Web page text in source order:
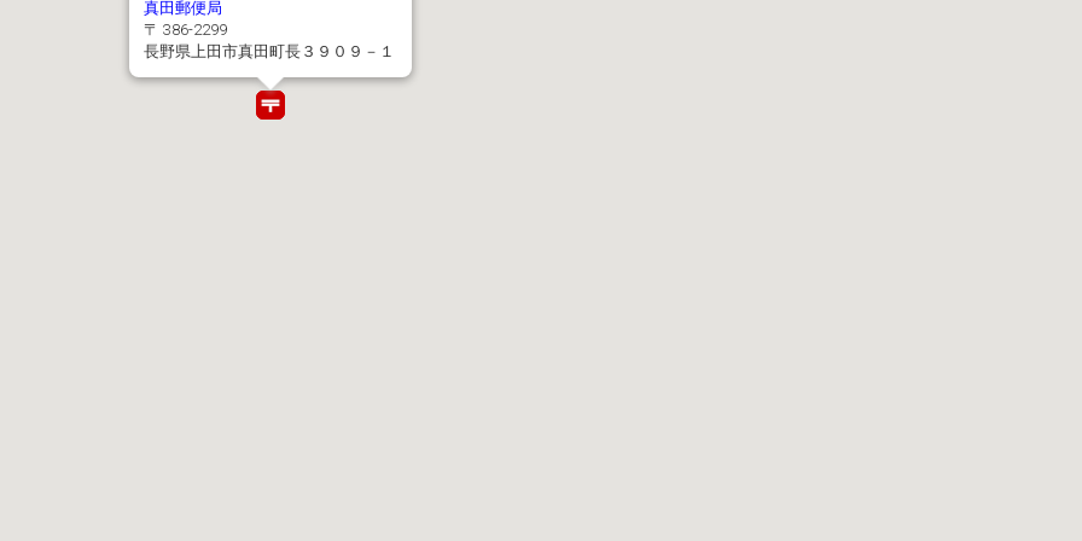
真田郵便局
〒 386-2299
長野県上田市真田町長３９０９－１